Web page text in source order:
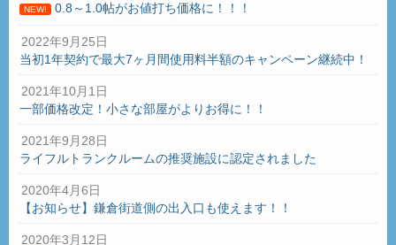
NEW! 0.8～1.0帖がお値打ち価格に！！！
2022年9月25日
当初1年契約で最大7ヶ月間使用料半額のキャンペーン継続中！
2021年10月1日
一部価格改定！小さな部屋がよりお得に！！
2021年9月28日
ライフルトランクルームの推奨施設に認定されました
2020年4月6日
【お知らせ】鎌倉街道側の出入口も使えます！！
2020年3月12日